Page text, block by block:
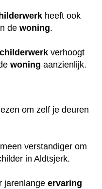
heeft ook
de woning.
verhoogt
woning aanzienlijk.
om zelf je deuren
verstandiger om
in Aldtsjerk.
jarenlange ervaring